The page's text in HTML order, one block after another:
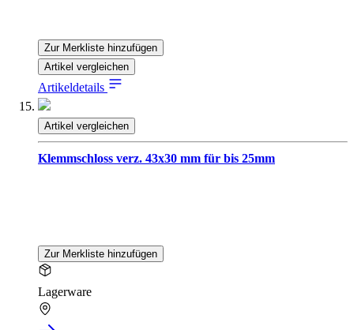
Zur Merkliste hinzufügen
Artikel vergleichen
Artikeldetails
Artikel vergleichen
Klemmschloss verz. 43x30 mm für bis 25mm
Zur Merkliste hinzufügen
Lagerware